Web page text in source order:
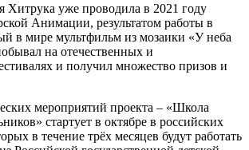
Хитрука уже проводила в 2021 году
Анимации, результатом работы в
в мире мультфильм из мозаики «У неба
на отечественных и
и получил множество призов и
мероприятий проекта – «Школа
стартует в октябре в российских
в течение трёх месяцев будут работать